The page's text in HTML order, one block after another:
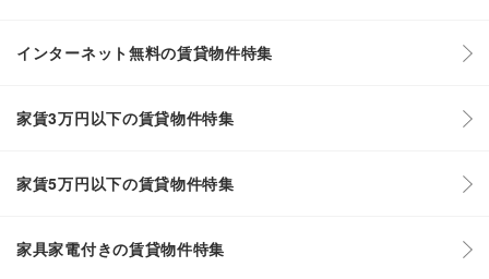
インターネット無料の賃貸物件特集
家賃3万円以下の賃貸物件特集
家賃5万円以下の賃貸物件特集
家具家電付きの賃貸物件特集